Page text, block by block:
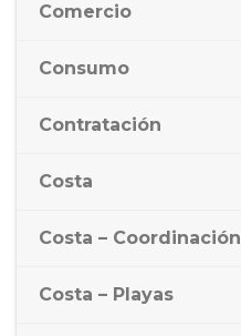
Comercio
Consumo
Contratación
Costa
Costa – Coordinación
Costa – Playas